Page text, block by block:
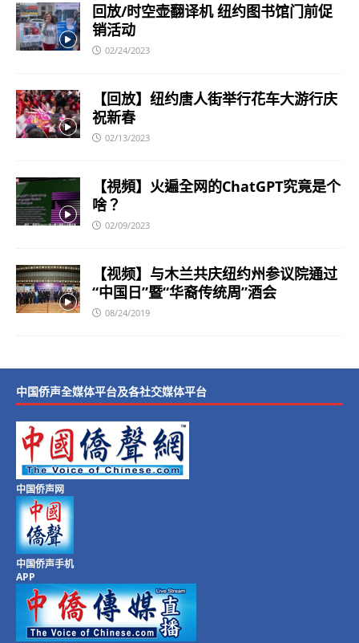
回放/时空壶翻译机 纽约图书馆门前促
销活动
02/24/2023
【回放】纽约唐人街举行花车大游行庆
祝新春
02/13/2023
【視頻】火遍全网的ChatGPT究竟是个
啥？
02/09/2023
【视频】与木兰共庆纽约州参议院通过
“中国日”暨“华裔传统周”酒会
08/24/2019
中国侨声全媒体平台及各社交媒体平台
中国侨声网
中国侨声手机
APP